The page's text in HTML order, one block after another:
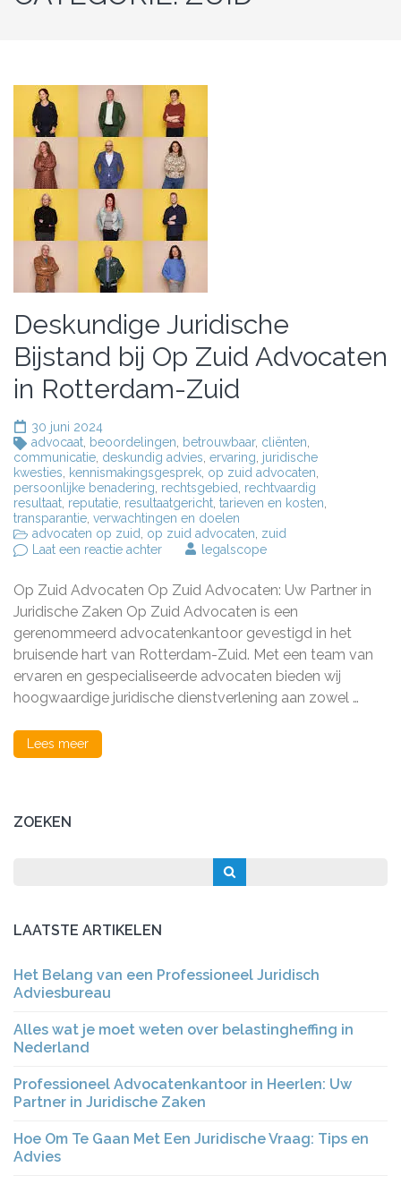
Deskundige Juridische
Bijstand bij Op Zuid Advocaten
in Rotterdam-Zuid
30 juni 2024
advocaat beoordelingen betrouwbaar, cliënten
communicatie deskundig advies ervaring juridische
kwesties
kennismakingsgesprek op zuid advocaten
persoonlijke benadering rechtsgebied
rechtvaardig
resultaat reputatie resultaatgericht tarieven en kosten
transparantie verwachtingen en doelen
advocaten op zuid
op zuid advocaten zuid
Laat een reactie achterop
Bijstand
bij
Op
Zuid
Advocaten
in
Rotterdam-
Zuid
legalscope
Op Zuid Advocaten Op Zuid Advocaten: Uw Partner in
Juridische Zaken Op Zuid Advocaten is een
gerenommeerd advocatenkantoor gevestigd in het
bruisende hart van Rotterdam-Zuid. Met een team van
ervaren en gespecialiseerde advocaten bieden wij
hoogwaardige juridische dienstverlening aan zowel …
Lees meer
ZOEKEN
LAATSTE ARTIKELEN
Het Belang van een Professioneel Juridisch
Adviesbureau
Alles wat je moet weten over belastingheffing in
Nederland
Professioneel Advocatenkantoor in Heerlen: Uw
Partner in Juridische Zaken
Hoe Om Te Gaan Met Een Juridische Vraag: Tips en
Advies